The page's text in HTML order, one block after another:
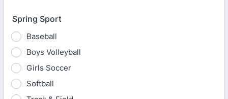
Spring Sport
Baseball
Boys Volleyball
Girls Soccer
Softball